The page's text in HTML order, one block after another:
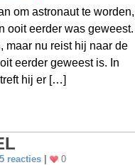
om astronaut te worden,
ooit eerder was geweest.
maar nu reist hij naar de
eerder geweest is. In
hij er […]
5 reacties | 0